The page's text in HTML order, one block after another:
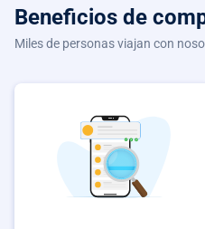
Beneficios de
Miles de personas viajan con